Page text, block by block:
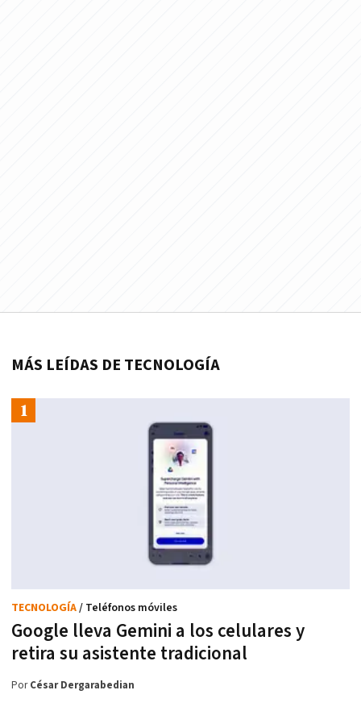
MÁS LEÍDAS DE TECNOLOGÍA
Google lleva Gemini a los celulares y
retira su asistente tradicional
TECNOLOGÍA/ Teléfonos móviles
PorCésar Dergarabedian